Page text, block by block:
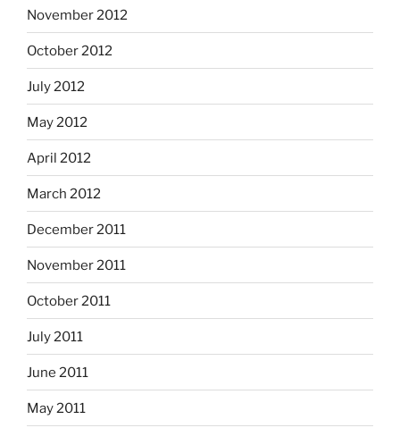
November 2012
October 2012
July 2012
May 2012
April 2012
March 2012
December 2011
November 2011
October 2011
July 2011
June 2011
May 2011